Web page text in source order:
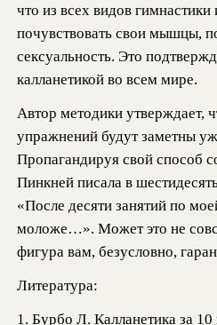
что из всех видов
почувствовать свои мышцы,
сексуальность. Это
калланетикой во всем мире.
Автор методики утверждает,
упражнений будут заметны
Пропагандируя свой способ
Пинкней писала в
«После десяти занятий по
моложе…». Может это не
фигура вам, безусловно,
Литература:
1. Бурбо Л. Калланетика за